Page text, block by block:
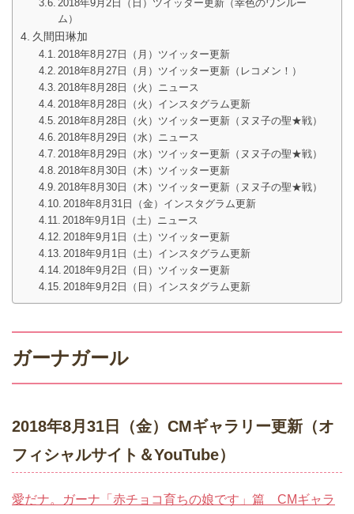
2018年9月2日（日）ツイッター更新（幸色のワンルー
ム）
久間田琳加
2018年8月27日（月）ツイッター更新
2018年8月27日（月）ツイッター更新（レコメン！）
2018年8月28日（火）ニュース
2018年8月28日（火）インスタグラム更新
2018年8月28日（火）ツイッター更新（ヌヌ子の聖★戦）
2018年8月29日（水）ニュース
2018年8月29日（水）ツイッター更新（ヌヌ子の聖★戦）
2018年8月30日（木）ツイッター更新
2018年8月30日（木）ツイッター更新（ヌヌ子の聖★戦）
2018年8月31日（金）インスタグラム更新
2018年9月1日（土）ニュース
2018年9月1日（土）ツイッター更新
2018年9月1日（土）インスタグラム更新
2018年9月2日（日）ツイッター更新
2018年9月2日（日）インスタグラム更新
ガーナガール
2018年8月31日（金）CMギャラリー更新（オ
フィシャルサイト＆YouTube）
愛だナ。ガーナ「赤チョコ育ちの娘です」篇 CMギャラ